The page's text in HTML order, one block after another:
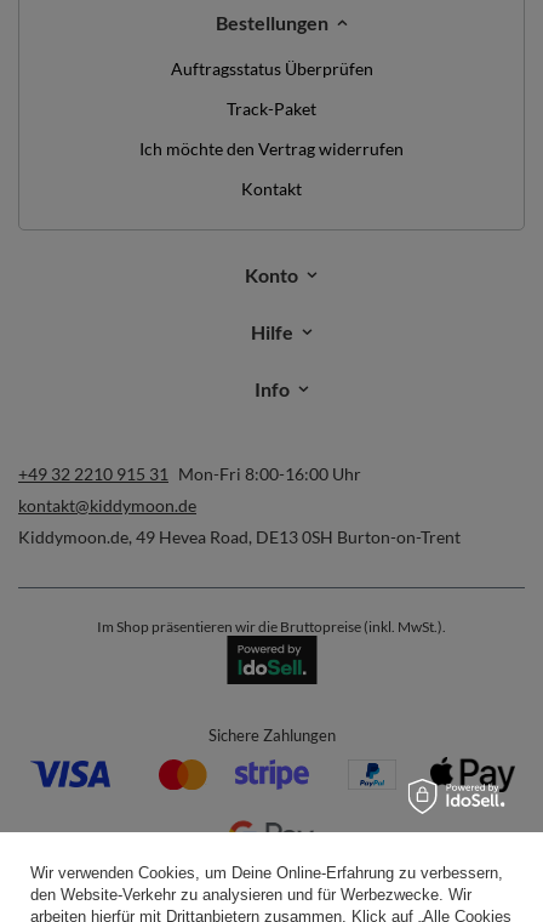
Bestellungen
Auftragsstatus Überprüfen
Track-Paket
Ich möchte den Vertrag widerrufen
Kontakt
Konto
Hilfe
Info
+49 32 2210 915 31
Mon-Fri 8:00-16:00 Uhr
kontakt@kiddymoon.de
Kiddymoon.de, 49 Hevea Road, DE13 0SH Burton-on-Trent
Im Shop präsentieren wir die Bruttopreise (inkl. MwSt.).
Sichere Zahlungen
Bequeme Lieferung
Wir verwenden Cookies, um Deine Online-Erfahrung zu verbessern,
den Website-Verkehr zu analysieren und für Werbezwecke. Wir
arbeiten hierfür mit Drittanbietern zusammen. Klick auf „Alle Cookies